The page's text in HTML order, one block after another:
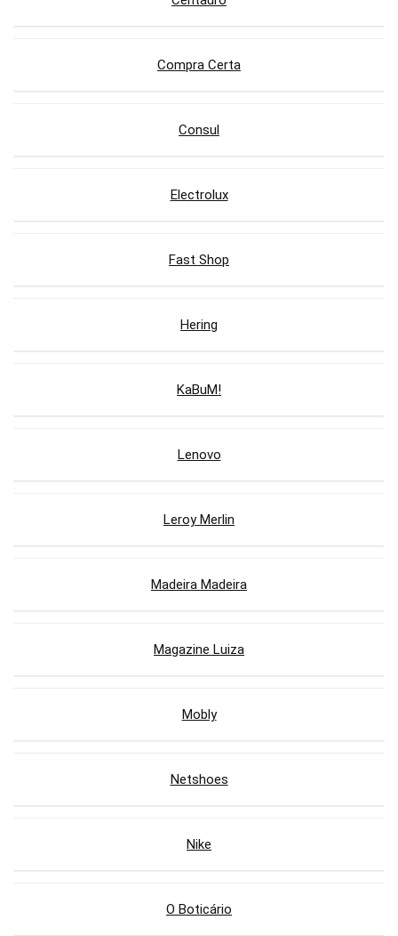
Compra Certa
Consul
Electrolux
Fast Shop
Hering
KaBuM!
Lenovo
Leroy Merlin
Madeira Madeira
Magazine Luiza
Mobly
Netshoes
Nike
O Boticário